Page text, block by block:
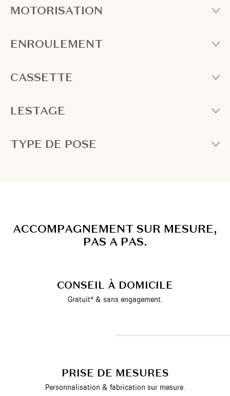
MOTORISATION
ENROULEMENT
CASSETTE
LESTAGE
TYPE DE POSE
ACCOMPAGNEMENT SUR MESURE,
PAS A PAS.
CONSEIL À DOMICILE
Gratuit* & sans engagement.
PRISE DE MESURES
Personnalisation & fabrication sur mesure.